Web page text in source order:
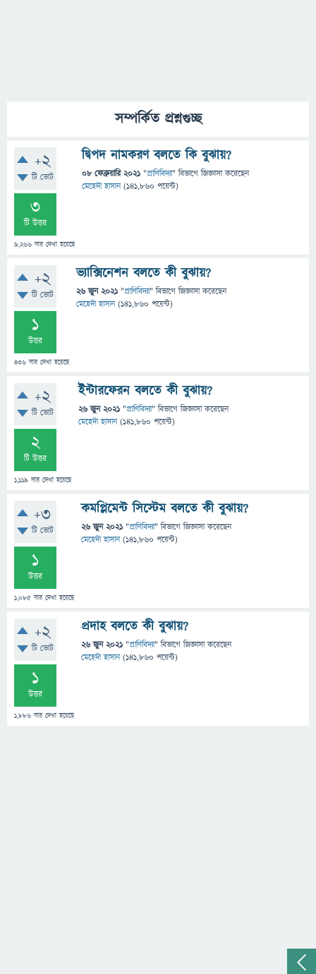
সম্পর্কিত প্রশ্নগুচ্ছ
+2
টি ভোট
3
টি উত্তর
9,266 বার দেখা হয়েছে
দ্বিপদ নামকরণ বলতে কি বুঝায়?
08 ফেব্রুয়ারি 2021 "প্রাণিবিদ্যা" বিভাগে জিজ্ঞাসাকরেছেন
মেহেদী হাসান (141,860 পয়েন্ট)
+2
টি ভোট
1
উত্তর
436 বার দেখা হয়েছে
ভ্যাক্সিনেশন বলতে কী বুঝায়?
26 জুন 2021 "প্রাণিবিদ্যা" বিভাগে জিজ্ঞাসাকরেছেন
মেহেদী হাসান (141,860 পয়েন্ট)
+2
টি ভোট
2
টি উত্তর
1,119 বার দেখা হয়েছে
ইন্টারফেরন বলতে কী বুঝায়?
26 জুন 2021 "প্রাণিবিদ্যা" বিভাগে জিজ্ঞাসাকরেছেন
মেহেদী হাসান (141,860 পয়েন্ট)
+3
টি ভোট
1
উত্তর
1,085 বার দেখা হয়েছে
কমপ্লিমেন্ট সিস্টেম বলতে কী বুঝায়?
26 জুন 2021 "প্রাণিবিদ্যা" বিভাগে জিজ্ঞাসাকরেছেন
মেহেদী হাসান (141,860 পয়েন্ট)
+2
টি ভোট
1
উত্তর
1,886 বার দেখা হয়েছে
প্রদাহ বলতে কী বুঝায়?
26 জুন 2021 "প্রাণিবিদ্যা" বিভাগে জিজ্ঞাসাকরেছেন
মেহেদী হাসান (141,860 পয়েন্ট)